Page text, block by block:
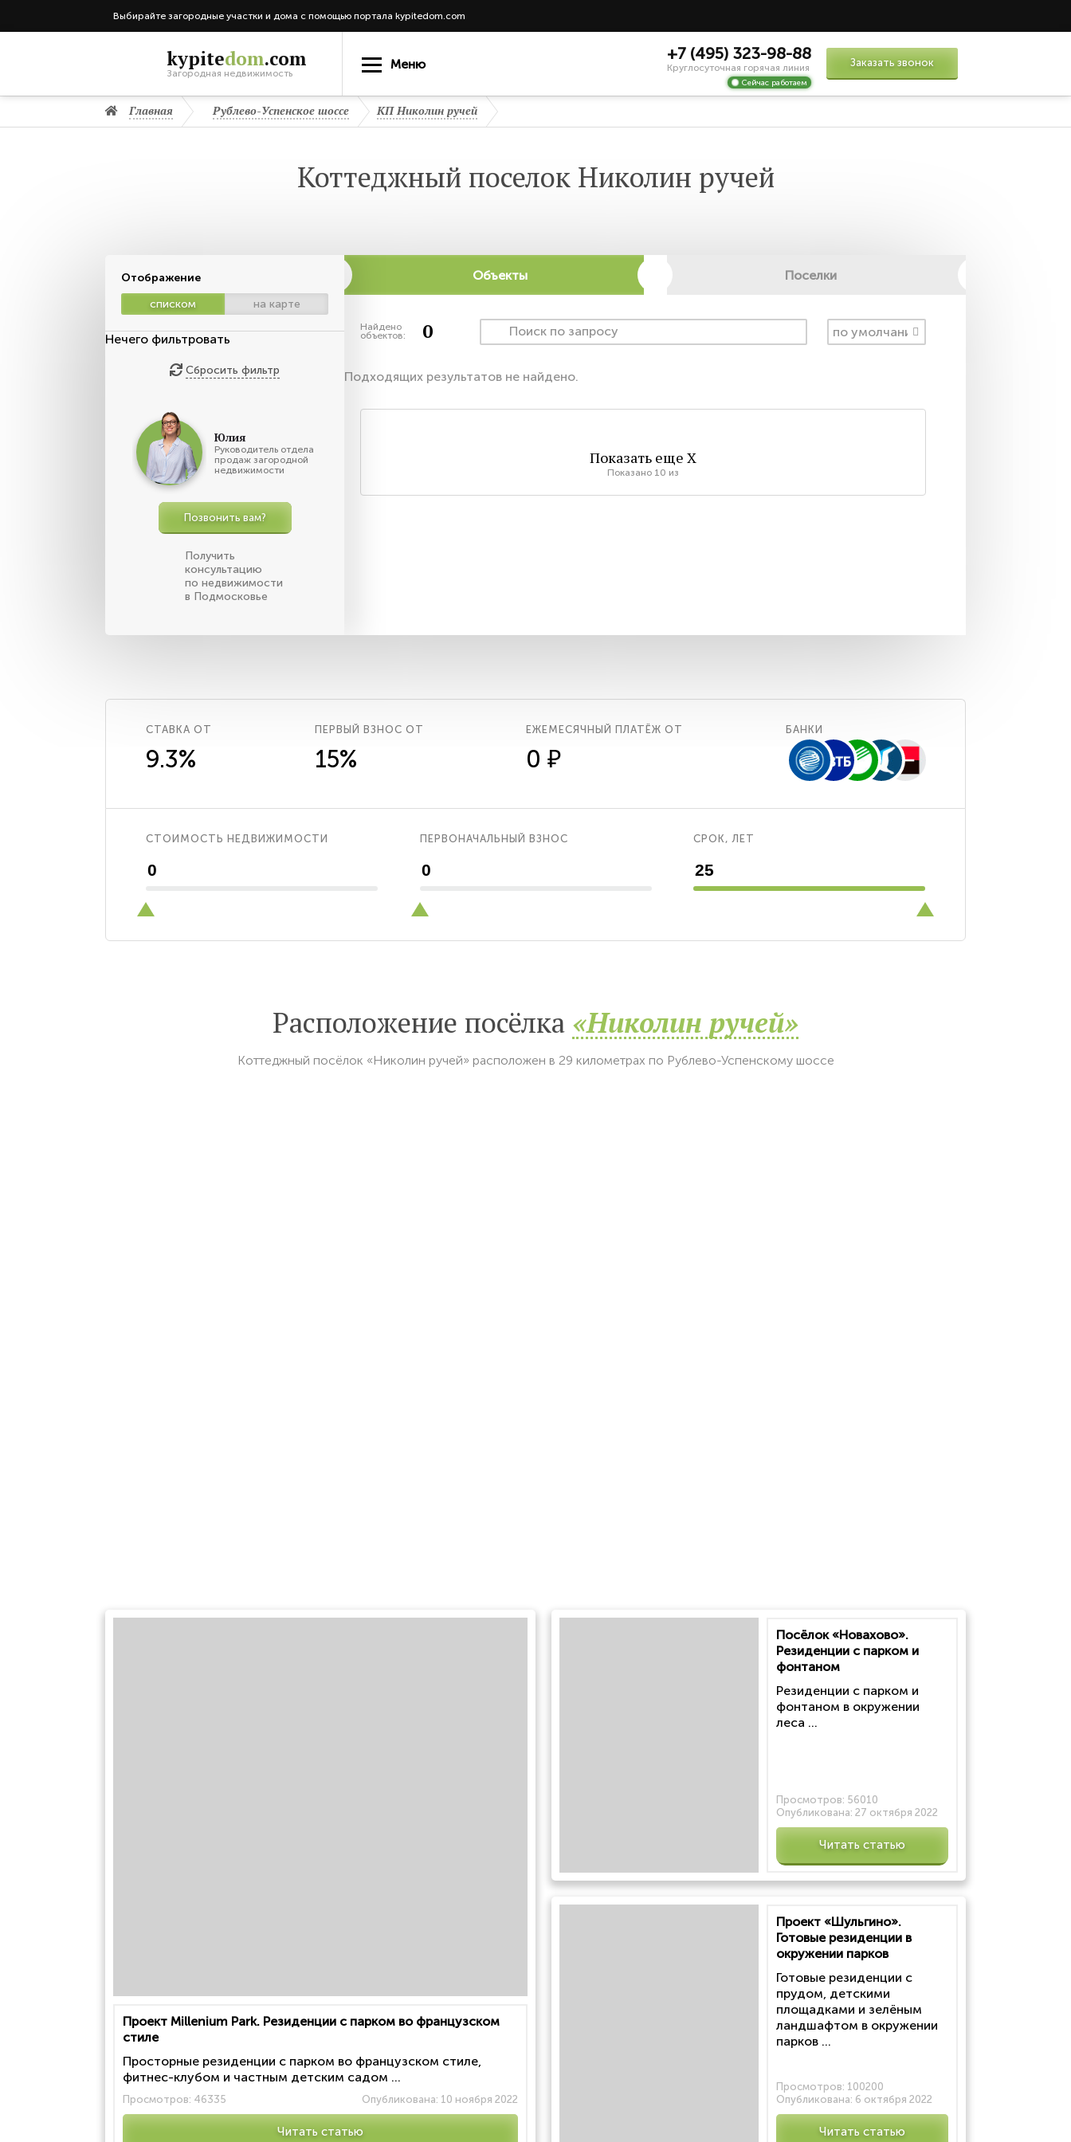
Выбирайте загородные участки и дома с помощью портала kypitedom.com
kypitedom.com
Загородная недвижимость
Меню
+7 (495) 323-98-88
Круглосуточная горячая линия
Сейчас работаем
Заказать звонок
Главная Рублево-Успенское шоссе КП Николин ручей
Коттеджный поселок Николин ручей
Отображение
списком
на карте
Нечего фильтровать
Сбросить фильтр
Юлия
Руководитель отдела
продаж загородной
недвижимости
Позвонить вам?
Получить
консультацию
по недвижимости
в Подмосковье
Объекты Поселки
Найдено
объектов: 0
Подходящих результатов не найдено.
Показать еще X
Показано 10 из
СТАВКА ОТ
9.3%
ПЕРВЫЙ ВЗНОС ОТ
15%
ЕЖЕМЕСЯЧНЫЙ ПЛАТЁЖ ОТ
0 ₽
БАНКИ
СТОИМОСТЬ НЕДВИЖИМОСТИ ПЕРВОНАЧАЛЬНЫЙ ВЗНОС СРОК, ЛЕТ
Расположение посёлка «Николин ручей»
Коттеджный посёлок «Николин ручей» расположен в 29 километрах по Рублево-Успенскому шоссе
Проект Millenium Park. Резиденции с парком во французском
стиле
Просторные резиденции с парком во французском стиле,
фитнес-клубом и частным детским садом ...
Просмотров: 46335 Опубликована: 10 ноября 2022
Читать статью
Посёлок «Новахово».
Резиденции с парком и
фонтаном
Резиденции с парком и
фонтаном в окружении
леса ...
Просмотров: 56010
Опубликована: 27 октября 2022
Читать статью
Проект «Шульгино».
Готовые резиденции в
окружении парков
Готовые резиденции с
прудом, детскими
площадками и зелёным
ландшафтом в окружении
парков ...
Просмотров: 100200
Опубликована: 6 октября 2022
Читать статью